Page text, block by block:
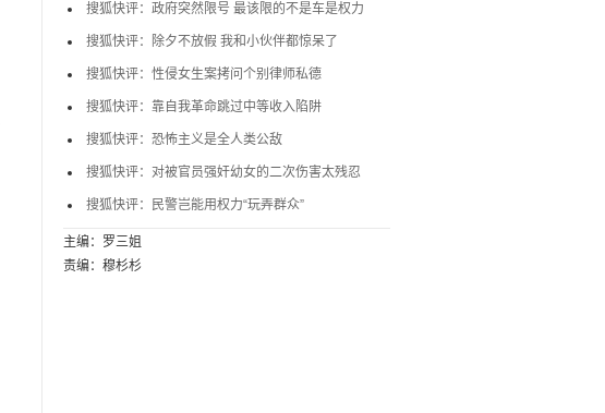
搜狐快评：政府突然限号 最该限的不是车是权力
搜狐快评：除夕不放假 我和小伙伴都惊呆了
搜狐快评：性侵女生案拷问个别律师私德
搜狐快评：靠自我革命跳过中等收入陷阱
搜狐快评：恐怖主义是全人类公敌
搜狐快评：对被官员强奸幼女的二次伤害太残忍
搜狐快评：民警岂能用权力“玩弄群众”
主编：罗三姐
责编：穆杉杉